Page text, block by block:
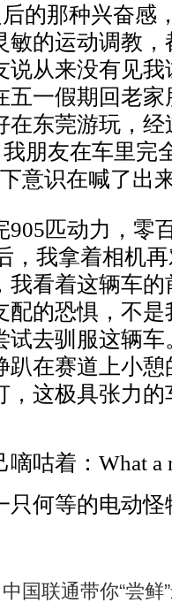
的那种兴奋感
敏的运动调教
说从来没有见
五一假期回老
在东莞游玩，
朋友在车里完
意识在喊了出
匹动力，零
，我拿着相机
我看着这辆车
配的恐惧，不
试去驯服这辆
趴在赛道上小
，这极具张力
着：What a
何等的电动怪
国联通带你“尝鲜